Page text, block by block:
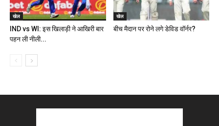
खेल
IND vs WI: इस खिलाड़ी ने आखिरी बार
पहन ली नीली...
खेल
बीच मैदान पर रोने लगे डेविड वॉर्नर?